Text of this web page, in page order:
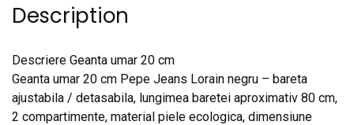
Description
Descriere Geanta umar 20 cm
Geanta umar 20 cm Pepe Jeans Lorain negru – bareta
ajustabila / detasabila, lungimea baretei aproximativ 80 cm,
2 compartimente, material piele ecologica, dimensiune